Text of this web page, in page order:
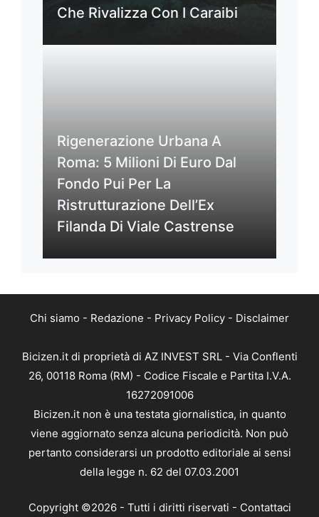
Che Rivalizza Con I Caraibi
Rigenerazione Urbana A
Roma: 5 Milioni Di Euro Dal
Fondo Pui Per La
Ristrutturazione Dell’Ex
Filanda Di Viale Castrense
Chi siamo - Redazione - Privacy Policy - Disclaimer
Bicizen.it di proprietà di AZ INVEST SRL - Via Conflenti
26, 00118 Roma (RM) - Codice Fiscale e Partita I.V.A.
16272091006
Bicizen.it non è una testata giornalistica, in quanto
viene aggiornato senza alcuna periodicità. Non può
pertanto considerarsi un prodotto editoriale ai sensi
della legge n. 62 del 07.03.2001
Copyright ©2026 - Tutti i diritti riservati - Contattaci